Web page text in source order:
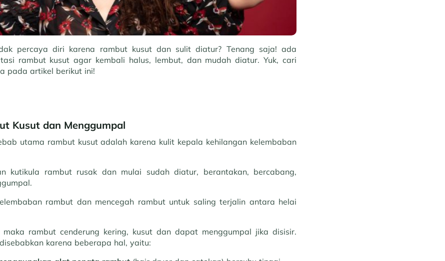
percaya diri karena rambut kusut dan sulit diatur? Tenang saja! ada
rambut kusut agar kembali halus, lembut, dan mudah diatur. Yuk, cari
pada artikel berikut ini!
Kusut dan Menggumpal
utama rambut kusut adalah karena kulit kepala kehilangan kelembaban
kutikula rambut rusak dan mulai sudah diatur, berantakan, bercabang,
rambut dan mencegah rambut untuk saling terjalin antara helai
rambut cenderung kering, kusut dan dapat menggumpal jika disisir.
karena beberapa hal, yaitu: